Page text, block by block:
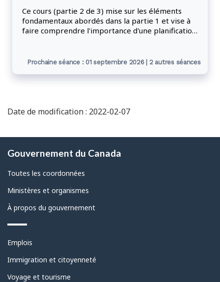
Ce cours (partie 2 de 3) mise sur les éléments
fondamentaux abordés dans la partie 1 et vise à
faire comprendre l'importance d'une planification
Prochaine séance : 01 septembre 2026 | 2 autres séances
Date de modification : 2022-02-07
propos
de
ce
Gouvernement du Canada
Toutes les coordonnées
Ministères et organismes
À propos du gouvernement
Thèmes
sujets
Emplois
Immigration et citoyenneté
Voyage et tourisme